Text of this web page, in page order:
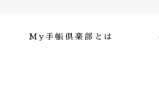
My手帳倶楽部とは